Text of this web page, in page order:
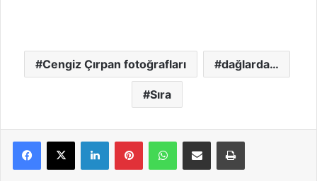
Cengiz Çırpan fotoğrafları dağlarda…
Sıra